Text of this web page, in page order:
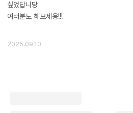
싶었답니당
여러분도 해보세용!!!
2025.09.10